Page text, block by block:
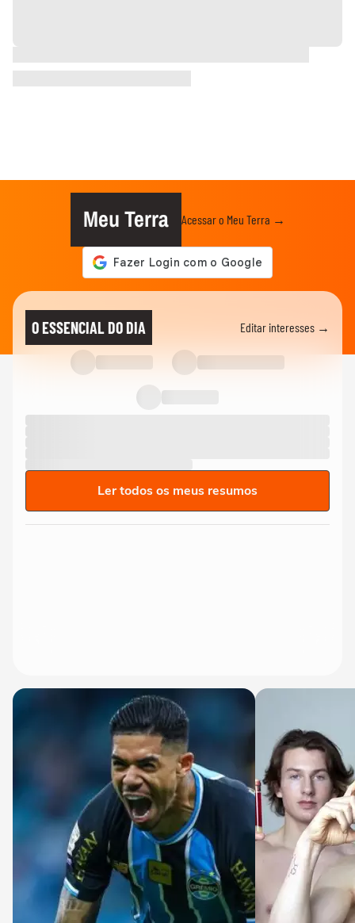
Meu Terra Acessar o Meu Terra →
O ESSENCIAL DO DIA Editar interesses →
Ler todos os meus resumos